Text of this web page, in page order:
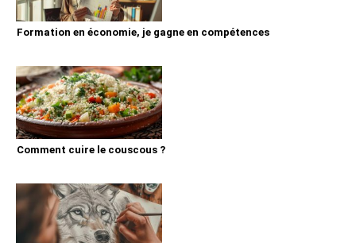
Formation en économie, je gagne en compétences
Comment cuire le couscous ?